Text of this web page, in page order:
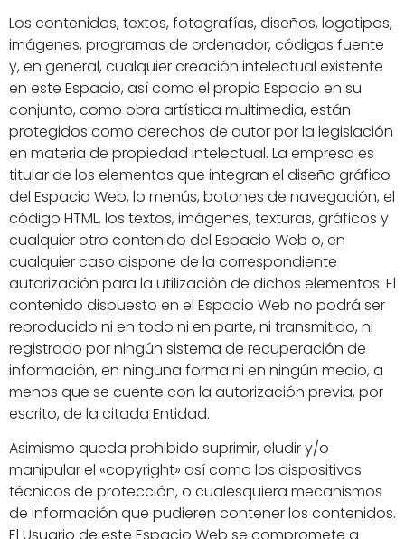
Los contenidos, textos, fotografías, diseños, logotipos,
imágenes, programas de ordenador, códigos fuente
y, en general, cualquier creación intelectual existente
en este Espacio, así como el propio Espacio en su
conjunto, como obra artística multimedia, están
protegidos como derechos de autor por la legislación
en materia de propiedad intelectual. La empresa es
titular de los elementos que integran el diseño gráfico
del Espacio Web, lo menús, botones de navegación, el
código HTML, los textos, imágenes, texturas, gráficos y
cualquier otro contenido del Espacio Web o, en
cualquier caso dispone de la correspondiente
autorización para la utilización de dichos elementos. El
contenido dispuesto en el Espacio Web no podrá ser
reproducido ni en todo ni en parte, ni transmitido, ni
registrado por ningún sistema de recuperación de
información, en ninguna forma ni en ningún medio, a
menos que se cuente con la autorización previa, por
escrito, de la citada Entidad.
Asimismo queda prohibido suprimir, eludir y/o
manipular el «copyright» así como los dispositivos
técnicos de protección, o cualesquiera mecanismos
de información que pudieren contener los contenidos.